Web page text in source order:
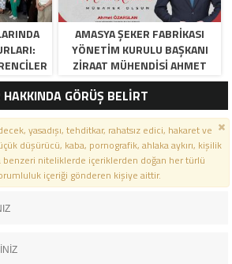
AMASYA ŞEKER FABRIKASI
YÖNETIM KURULU BAŞKANI
ZIRAAT MÜHENDISI AHMET
ÖZARSLAN’IN MEVLID KANDILI
MESAJI
HAKKINDA GÖRÜŞ BELİRT
yasadışı, tehditkar, rahatsız edici, hakaret ve
düşürücü, kaba, pornografik, ahlaka aykırı, kişilik
benzeri niteliklerde içeriklerden doğan her türlü
içeriği gönderen kişiye aittir.